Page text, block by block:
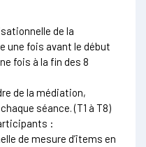
de la
une fois avant le début
fois à la fin des 8
de la médiation,
séance. (T1 à T8)
:
de mesure d’items en